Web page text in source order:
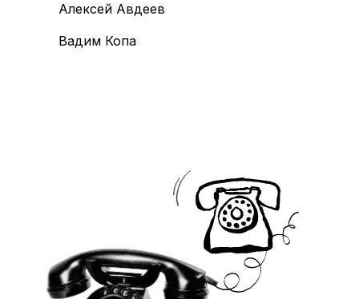
Алексей Авдеев
Вадим Копа